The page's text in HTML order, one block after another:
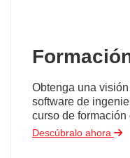
Obtenga una
software de
curso de formación
Descúbralo ahora